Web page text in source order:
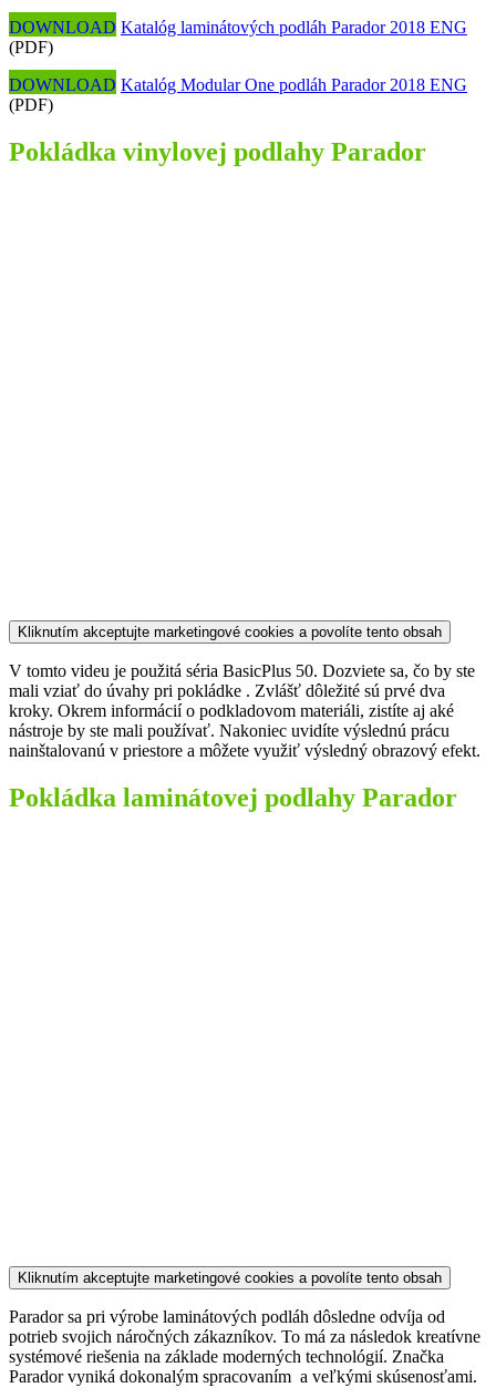
DOWNLOAD Katalóg laminátových podláh Parador 2018 ENG
(PDF)
DOWNLOAD Katalóg Modular One podláh Parador 2018 ENG
(PDF)
Pokládka vinylovej podlahy Parador
Kliknutím akceptujte marketingové cookies a povolíte tento obsah
V tomto videu je použitá séria BasicPlus 50. Dozviete sa, čo by ste
mali vziať do úvahy pri pokládke . Zvlášť dôležité sú prvé dva
kroky. Okrem informácií o podkladovom materiáli, zistíte aj aké
nástroje by ste mali používať. Nakoniec uvidíte výslednú prácu
nainštalovanú v priestore a môžete využiť výsledný obrazový efekt.
Pokládka laminátovej podlahy Parador
Kliknutím akceptujte marketingové cookies a povolíte tento obsah
Parador sa pri výrobe laminátových podláh dôsledne odvíja od
potrieb svojich náročných zákazníkov. To má za následok kreatívne
systémové riešenia na základe moderných technológií. Značka
Parador vyniká dokonalým spracovaním a veľkými skúsenosťami.